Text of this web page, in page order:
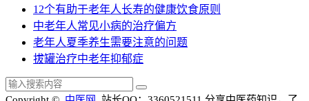
12个有助于老年人长寿的健康饮食原则
中老年人常见小病的治疗偏方
老年人夏季养生需要注意的问题
拔罐治疗中老年抑郁症